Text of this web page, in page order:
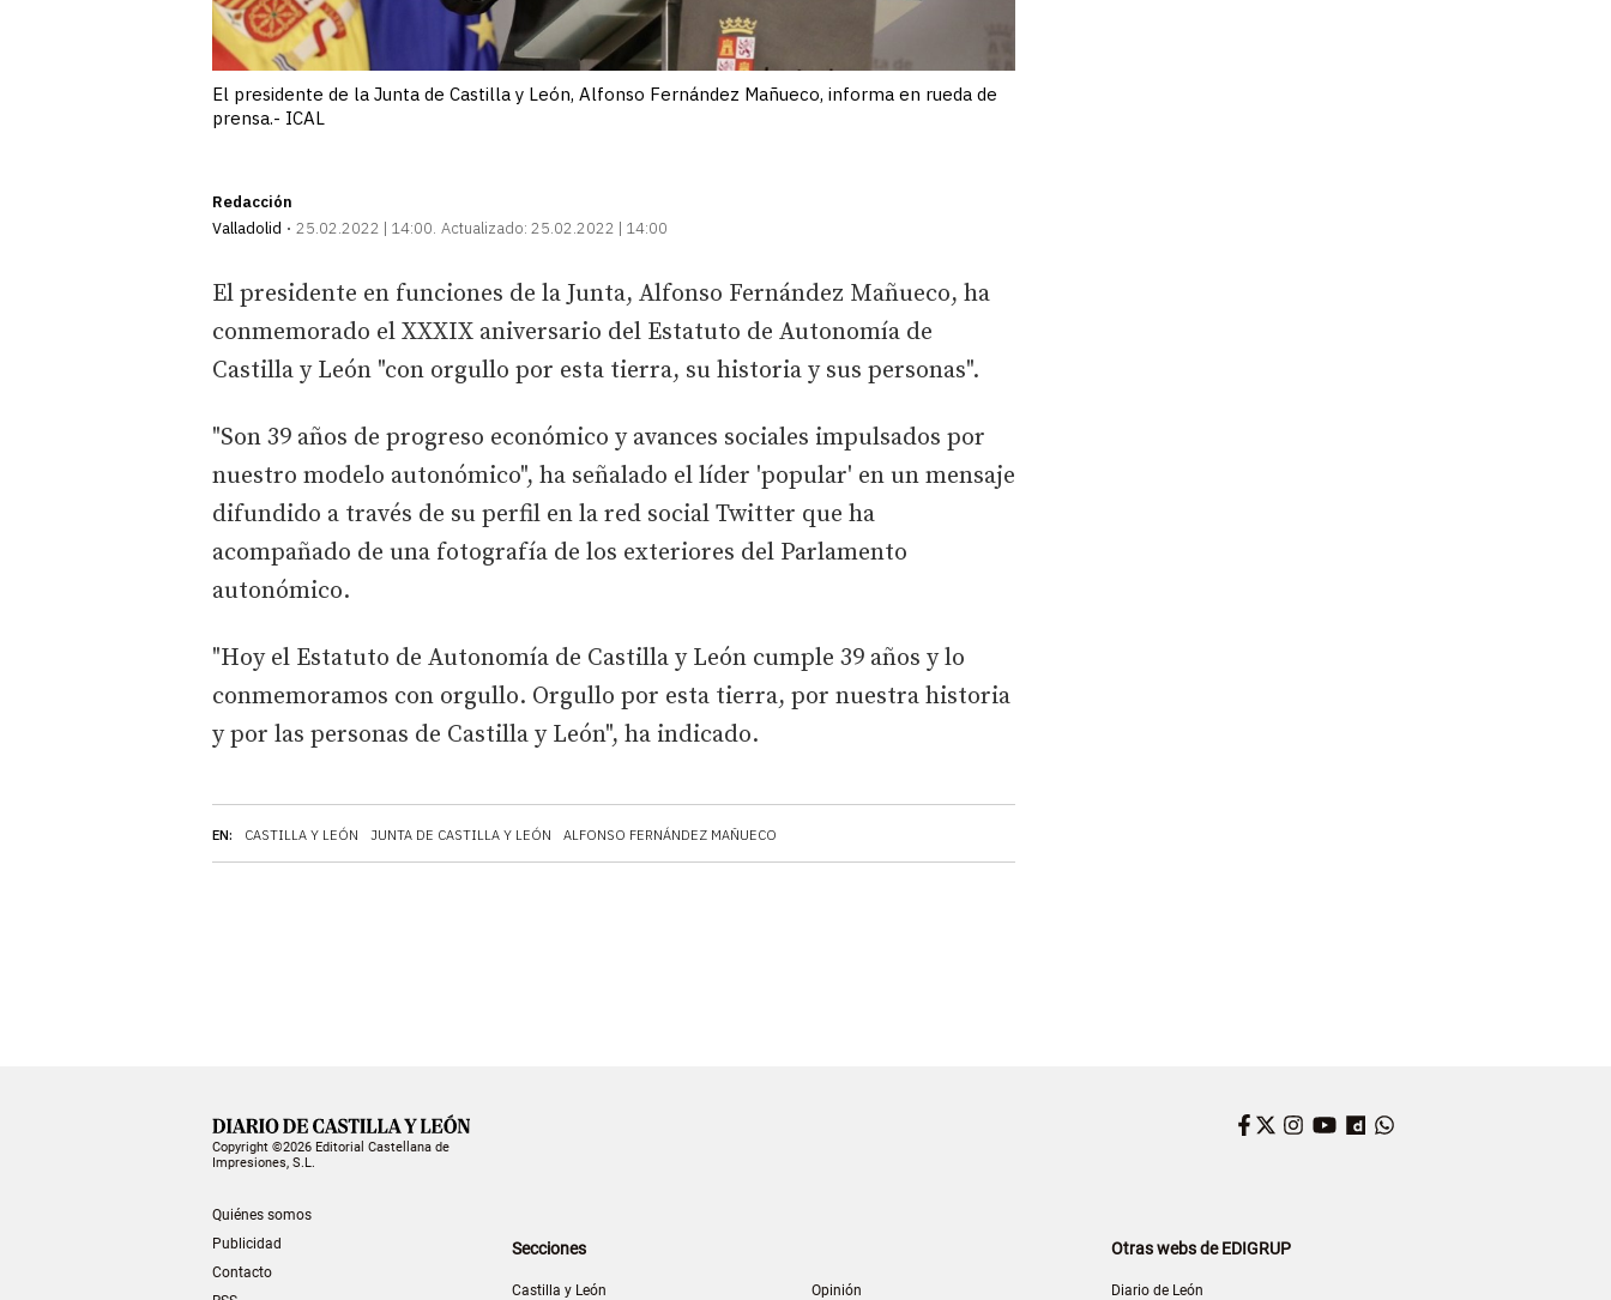
El presidente de la Junta de Castilla y León, Alfonso Fernández Mañueco, informa en rueda de
prensa.- ICAL
Redacción
Valladolid
25.02.2022 | 14:00 Actualizado: 25.02.2022 | 14:00
EN: CASTILLA Y LEÓN JUNTA DE CASTILLA Y LEÓN ALFONSO FERNÁNDEZ MAÑUECO
El presidente en funciones de la Junta, Alfonso Fernández Mañueco, ha
conmemorado el XXXIX aniversario del Estatuto de Autonomía de
Castilla y León "con orgullo por esta tierra, su historia y sus personas".
"Son 39 años de progreso económico y avances sociales impulsados por
nuestro modelo autonómico", ha señalado el líder 'popular' en un mensaje
difundido a través de su perfil en la red social Twitter que ha
acompañado de una fotografía de los exteriores del Parlamento
autonómico.
"Hoy el Estatuto de Autonomía de Castilla y León cumple 39 años y lo
conmemoramos con orgullo. Orgullo por esta tierra, por nuestra historia
y por las personas de Castilla y León", ha indicado.
Copyright ©2026 Editorial Castellana de
Impresiones, S.L.
Quiénes somos
Publicidad
Contacto
Facebook
Twitter
Instagram
YouTube
Dailymotion
Secciones
Castilla y León Opinión
Otras webs de EDIGRUP
Diario de León